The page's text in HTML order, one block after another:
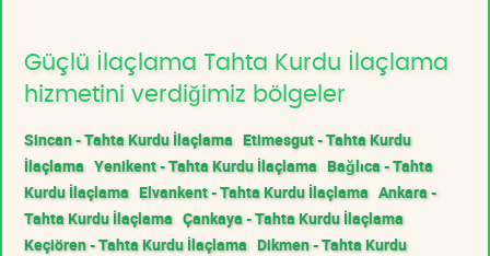
Güçlü İlaçlama Tahta Kurdu İlaçlama
hizmetini verdiğimiz bölgeler
Sincan - Tahta Kurdu İlaçlama Etimesgut - Tahta Kurdu
İlaçlama Yenikent - Tahta Kurdu İlaçlama Bağlıca - Tahta
Kurdu İlaçlama Elvankent - Tahta Kurdu İlaçlama Ankara -
Tahta Kurdu İlaçlama Çankaya - Tahta Kurdu İlaçlama
Keçiören - Tahta Kurdu İlaçlama Dikmen - Tahta Kurdu